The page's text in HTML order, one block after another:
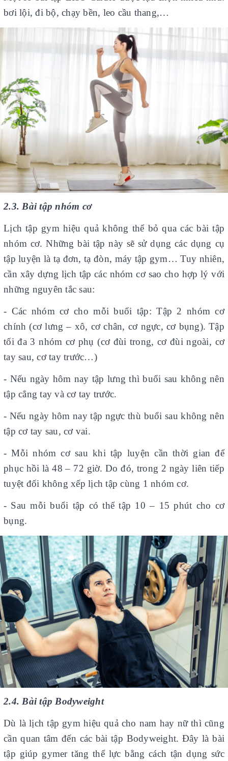
bơi lội, đi bộ, chạy bền, leo cầu thang,…
2.3. Bài tập nhóm cơ
Lịch tập gym hiệu quả không thể bỏ qua các bài tập
nhóm cơ. Những bài tập này sẽ sử dụng các dụng cụ
tập luyện là tạ đơn, tạ đòn, máy tập gym… Tuy nhiên,
cần xây dựng lịch tập các nhóm cơ sao cho hợp lý với
những nguyên tắc sau:
- Các nhóm cơ cho mỗi buổi tập: Tập 2 nhóm cơ
chính (cơ lưng – xô, cơ chân, cơ ngực, cơ bụng). Tập
tối đa 3 nhóm cơ phụ (cơ đùi trong, cơ đùi ngoài, cơ
tay sau, cơ tay trước…)
- Nếu ngày hôm nay tập lưng thì buổi sau không nên
tập cẳng tay và cơ tay trước.
- Nếu ngày hôm nay tập ngực thù buổi sau không nên
tập cơ tay sau, cơ vai.
- Mỗi nhóm cơ sau khi tập luyện cần thời gian để
phục hồi là 48 – 72 giờ. Do đó, trong 2 ngày liên tiếp
tuyệt đối không xếp lịch tập cùng 1 nhóm cơ.
- Sau mỗi buổi tập có thể tập 10 – 15 phút cho cơ
bụng.
2.4. Bài tập Bodyweight
Dù là lịch tập gym hiệu quả cho nam hay nữ thì cũng
cần quan tâm đến các bài tập Bodyweight. Đây là bài
tập giúp gymer tăng thể lực bằng cách tận dụng sức